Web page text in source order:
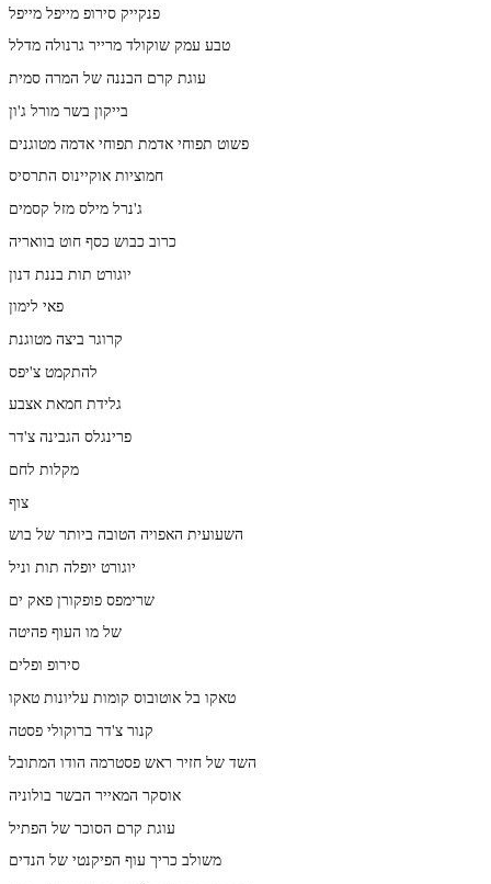
פנקייק סירופ מייפל מייפל
טבע עמק שוקולד מרייר גרנולה מדלל
עוגת קרם הבננה של המרה סמית
בייקון בשר מורל ג'ון
פשוט תפוחי אדמת תפוחי אדמה מטוגנים
חמוציות אוקיינוס התרסיס
ג'נרל מילס מזל קסמים
כרוב כבוש כסף חוט בוואריה
יוגורט תות בננת דנון
פאי לימון
קרוגר ביצה מטוגנת
להתקמט צ'יפס
גלידת חמאת אצבע
פרינגלס הגבינה צ'דר
מקלות לחם
צוף
השעועית האפויה הטובה ביותר של בוש
יוגורט יופלה תות וניל
שרימפס פופקורן פאק ים
של מו העוף פהיטה
סירופ ופלים
טאקו בל אוטובוס קומות עליונות טאקו
קנור צ'דר ברוקולי פסטה
השד של חזיר ראש פסטרמה הודו המתובל
אוסקר המאייר הבשר בולוניה
עוגת קרם הסוכר של הפתיל
משולב כריך עוף הפיקנטי של הנדים